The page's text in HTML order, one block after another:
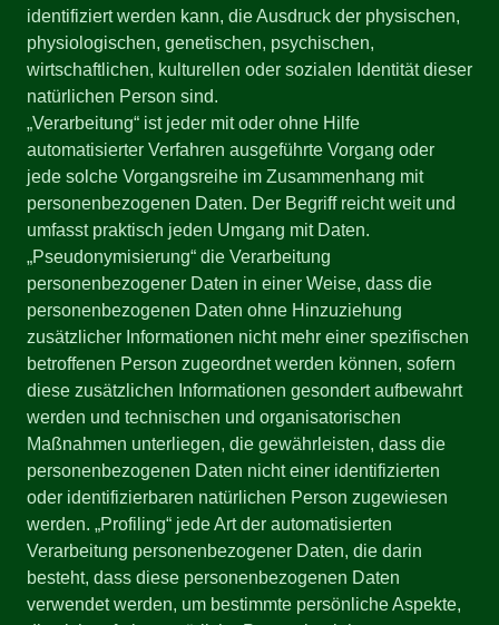
identifiziert werden kann, die Ausdruck der physischen,
physiologischen, genetischen, psychischen,
wirtschaftlichen, kulturellen oder sozialen Identität dieser
natürlichen Person sind.
„Verarbeitung“ ist jeder mit oder ohne Hilfe
automatisierter Verfahren ausgeführte Vorgang oder
jede solche Vorgangsreihe im Zusammenhang mit
personenbezogenen Daten. Der Begriff reicht weit und
umfasst praktisch jeden Umgang mit Daten.
„Pseudonymisierung“ die Verarbeitung
personenbezogener Daten in einer Weise, dass die
personenbezogenen Daten ohne Hinzuziehung
zusätzlicher Informationen nicht mehr einer spezifischen
betroffenen Person zugeordnet werden können, sofern
diese zusätzlichen Informationen gesondert aufbewahrt
werden und technischen und organisatorischen
Maßnahmen unterliegen, die gewährleisten, dass die
personenbezogenen Daten nicht einer identifizierten
oder identifizierbaren natürlichen Person zugewiesen
werden. „Profiling“ jede Art der automatisierten
Verarbeitung personenbezogener Daten, die darin
besteht, dass diese personenbezogenen Daten
verwendet werden, um bestimmte persönliche Aspekte,